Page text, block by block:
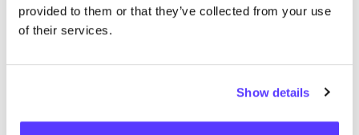
provided to them or that they’ve collected from your use
of their services.
Show detailsPreviousNext